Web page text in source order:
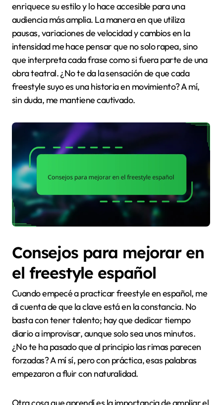
enriquece su estilo y lo hace accesible para una
audiencia más amplia. La manera en que utiliza
pausas, variaciones de velocidad y cambios en la
intensidad me hace pensar que no solo rapea, sino
que interpreta cada frase como si fuera parte de una
obra teatral. ¿No te da la sensación de que cada
freestyle suyo es una historia en movimiento? A mí,
sin duda, me mantiene cautivado.
Consejos para mejorar en
el freestyle español
Cuando empecé a practicar freestyle en español, me
di cuenta de que la clave está en la constancia. No
basta con tener talento; hay que dedicar tiempo
diario a improvisar, aunque solo sea unos minutos.
¿No te ha pasado que al principio las rimas parecen
forzadas? A mí sí, pero con práctica, esas palabras
empezaron a fluir con naturalidad.
Otra cosa que aprendí es la importancia de ampliar el